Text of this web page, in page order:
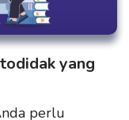
yang
perlu